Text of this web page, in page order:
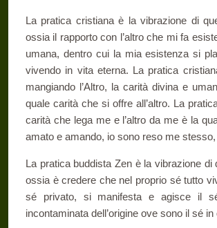
La pratica cristiana è la vibrazione di
ossia il rapporto con l’altro che mi fa
umana, dentro cui la mia esistenza si
vivendo in vita eterna. La pratica
mangiando l’Altro, la carità divina e
quale carità che si offre all’altro. La
carità che lega me e l’altro da me è la
amato e amando, io sono reso me
La pratica buddista Zen è la vibrazione
ossia è credere che nel proprio sé tutto
sé privato, si manifesta e agisce il
incontaminata dell’origine ove sono il sé